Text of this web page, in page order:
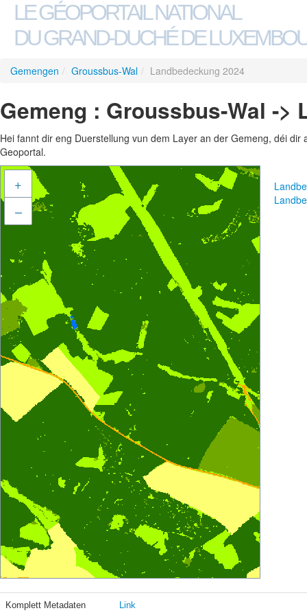
LE GÉOPORTAIL NATIONAL
DU GRAND-DUCHÉ DE
Gemengen / Groussbus-Wal / Landbedeckung 2024
Gemeng : Groussbus-Wal ->
Hei fannt dir eng Duerstellung vun dem Layer an der Gemeng, déi
Geoportal.
+
–
Komplett Metadaten Link